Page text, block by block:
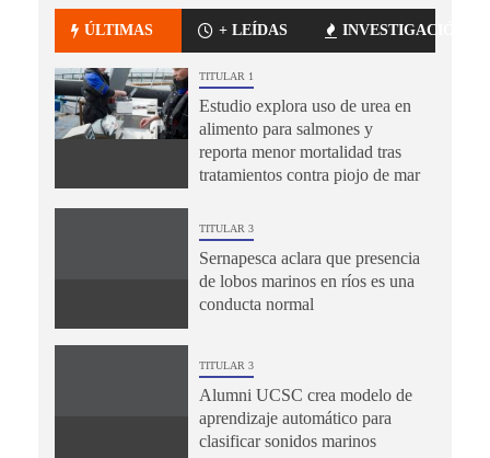
ÚLTIMAS + LEÍDAS INVESTIGACIÓN
TITULAR 1
Estudio explora uso de urea en
alimento para salmones y
reporta menor mortalidad tras
tratamientos contra piojo de mar
TITULAR 3
Sernapesca aclara que presencia
de lobos marinos en ríos es una
conducta normal
TITULAR 3
Alumni UCSC crea modelo de
aprendizaje automático para
clasificar sonidos marinos